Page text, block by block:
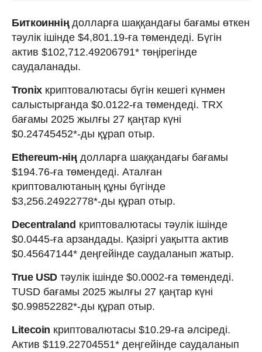
Биткоинніңдолларға шаққандағы бағамы өткен
тәулік ішінде $4,801.19-ға төмендеді. Бүгін
актив $102,712.49206791* төңірегінде
саудаланады.
Tronixкриптовалютасы бүгін кешегі күнмен
салыстырғанда $0.0122-ға төмендеді. TRX
бағамы 2025 жылғы 27 қаңтар күні
$0.24745452*-ды құрап отыр.
Ethereum-ніңдолларға шаққандағы бағамы
$194.76-ға төмендеді. Аталған
криптовалютаның құны бүгінде
$3,256.24922778*-ды құрап отыр.
Decentraland криптовалютасы тәулік ішінде
$0.0445-ға арзандады. Қазіргі уақытта актив
$0.45647144* деңгейінде саудаланып жатыр.
True USD тәулік ішінде $0.0002-ға төмендеді.
TUSD бағамы 2025 жылғы 27 қаңтар күні
$0.99852282*-ды құрап отыр.
Litecoin криптовалютасы $10.29-ға әлсіреді.
Актив $119.22704551* деңгейінде саудаланып